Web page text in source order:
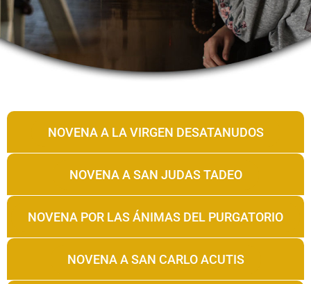
NOVENA A LA VIRGEN DESATANUDOS
NOVENA A SAN JUDAS TADEO
NOVENA POR LAS ÁNIMAS DEL PURGATORIO
NOVENA A SAN CARLO ACUTIS